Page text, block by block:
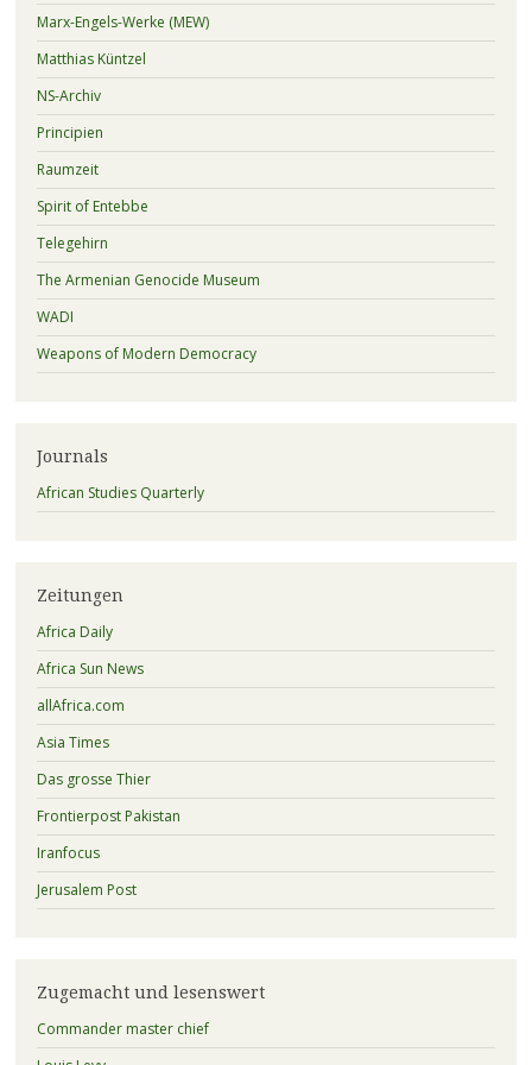
Marx-Engels-Werke (MEW)
Matthias Küntzel
NS-Archiv
Principien
Raumzeit
Spirit of Entebbe
Telegehirn
The Armenian Genocide Museum
WADI
Weapons of Modern Democracy
Journals
African Studies Quarterly
Zeitungen
Africa Daily
Africa Sun News
allAfrica.com
Asia Times
Das grosse Thier
Frontierpost Pakistan
Iranfocus
Jerusalem Post
Zugemacht und lesenswert
Commander master chief